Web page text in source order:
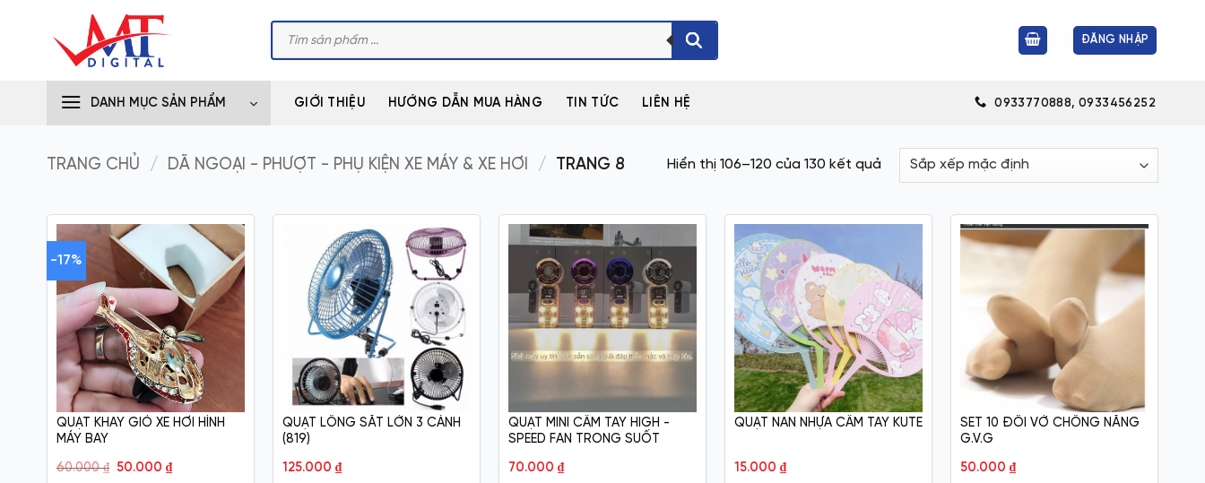
Tìm
kiếm
phẩm
ĐĂNG NHẬP
DANH MỤC SẢN PHẨM GIỚI THIỆU HƯỚNG DẪN MUA HÀNG TIN TỨC LIÊN HỆ 0933770888, 0933456252
TRANG CHỦ / DÃ NGOẠI - PHƯỢT - PHỤ KIỆN XE MÁY & XE HƠI / TRANG 8 Hiển thị 106–120 của 130 kết quả
-17%
QUẠT KHAY GIÓ XE HƠI HÌNH
MÁY BAY
60.000₫ Giá
50.000₫Giá
QUẠT LỒNG SẮT LỚN 3 CÁNH
(819)
125.000 ₫
QUẠT MINI CẦM TAY HIGH -
SPEED FAN TRONG SUỐT
70.000 ₫
QUẠT NAN NHỰA CẦM TAY KUTE
15.000 ₫
SET 10 ĐÔI VỚ CHỐNG NẮNG
G.V.G
50.000 ₫